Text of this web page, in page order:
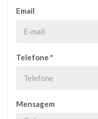
Email
Telefone *
Mensagem